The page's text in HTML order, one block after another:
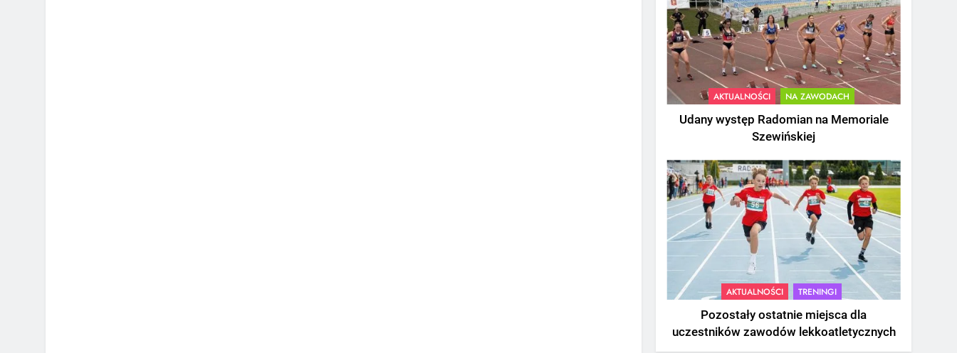
AKTUALNOŚCI NA ZAWODACH
Udany występ Radomian na Memoriale
Szewińskiej
AKTUALNOŚCI TRENINGI
Pozostały ostatnie miejsca dla
uczestników zawodów lekkoatletycznych